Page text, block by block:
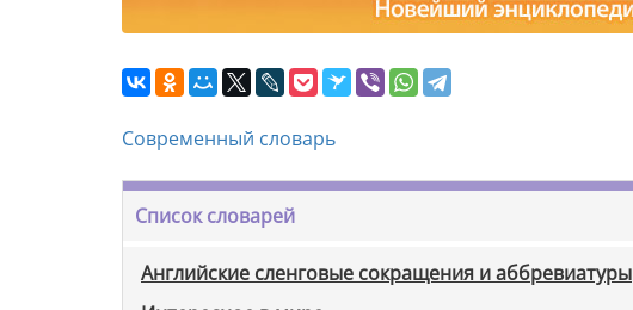
Современный словарь
Список словарей
Английские сленговые сокращения и аббревиатуры